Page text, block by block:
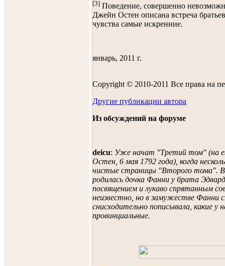
[3] Поведение, совершенно
Джейн Остен описана встреча
чувства самые искренние.
январь, 2011 г.
Copyright © 2010-2011 Все права на
Другие публикации автора
Из обсуждений на форуме
deicu: Уже начат "Третий том" (на
Остен, 6 мая 1792 года), когда
чистые страницы "Второго тома". В
родилась дочка Фанни у брата
посвящением и лукаво спрятанным
неизвестно, но в замужестве Фанни
снисходительно пописывала, какие у
провинциальные.